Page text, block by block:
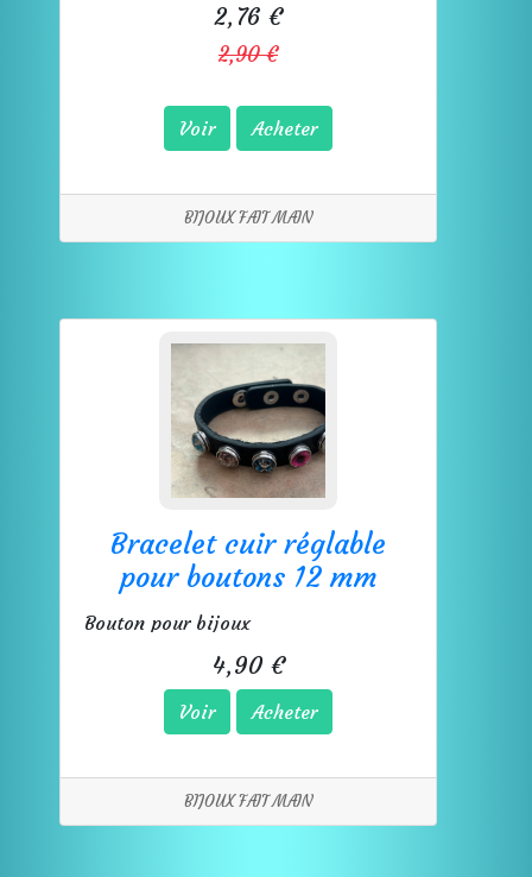
2,76 €
2,90 €
Voir Acheter
BIJOUX FAIT MAIN
Bracelet cuir réglable
pour boutons 12 mm
Bouton pour bijoux
4,90 €
Voir Acheter
BIJOUX FAIT MAIN